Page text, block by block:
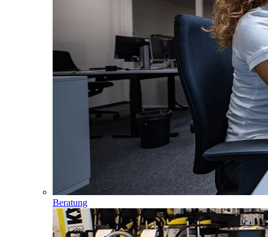
Beratung